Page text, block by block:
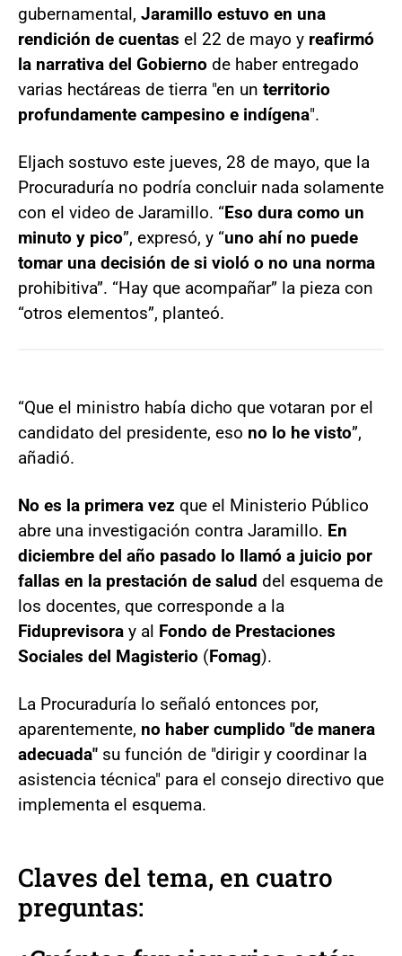
gubernamental, Jaramillo estuvo en una
rendición de cuentas el 22 de mayo y reafirmó
la narrativa del Gobierno de haber entregado
varias hectáreas de tierra "en un territorio
profundamente campesino e indígena".
Eljach sostuvo este jueves, 28 de mayo, que la
Procuraduría no podría concluir nada solamente
con el video de Jaramillo. “Eso dura como un
minuto y pico”, expresó, y “uno ahí no puede
tomar una decisión de si violó o no una norma
prohibitiva”. “Hay que acompañar” la pieza con
“otros elementos”, planteó.
“Que el ministro había dicho que votaran por el
candidato del presidente, eso no lo he visto”,
añadió.
No es la primera vez que el Ministerio Público
abre una investigación contra Jaramillo. En
diciembre del año pasado lo llamó a juicio por
fallas en la prestación de salud del esquema de
los docentes, que corresponde a la
Fiduprevisora y al Fondo de Prestaciones
Sociales del Magisterio (Fomag).
La Procuraduría lo señaló entonces por,
aparentemente, no haber cumplido "de manera
adecuada" su función de "dirigir y coordinar la
asistencia técnica" para el consejo directivo que
implementa el esquema.
Claves del tema, en cuatro
preguntas: